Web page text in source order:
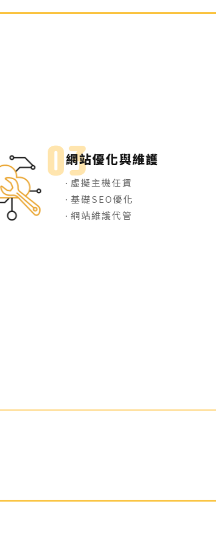
網站優化與維護
虛擬主機任賃
基礎SEO優化
網站維護代管